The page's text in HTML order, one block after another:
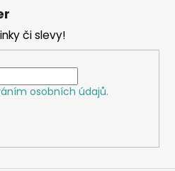
a
c
í
p
r
y
či slevy!
osobních údajů.